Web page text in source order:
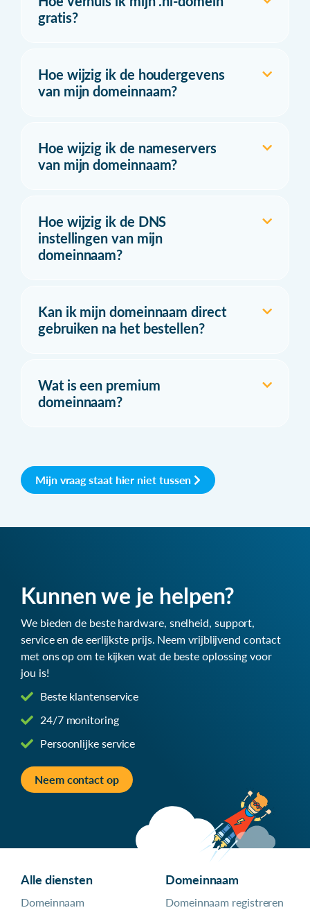
gratis?
Hoe wijzig ik de houdergevens
van mijn domeinnaam?
Hoe wijzig ik de nameservers
van mijn domeinnaam?
Hoe wijzig ik de DNS
instellingen van mijn
domeinnaam?
Kan ik mijn domeinnaam direct
gebruiken na het bestellen?
Wat is een premium
domeinnaam?
Mijn vraag staat hier niet tussen
Kunnen we je helpen?
We bieden de beste hardware, snelheid, support,
service en de eerlijkste prijs. Neem vrijblijvend contact
met ons op om te kijken wat de beste oplossing voor
jou is!
Beste klantenservice
24/7 monitoring
Persoonlijke service
Neem contact op
Alle diensten
Domeinnaam
Domeinnaam
Domeinnaam registreren